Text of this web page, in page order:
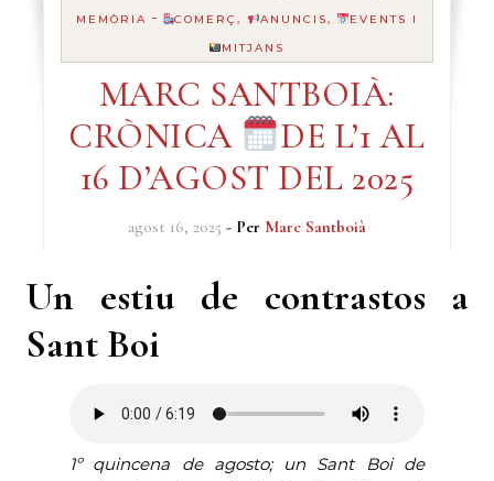
MEMÒRIA - COMERÇ, ANUNCIS,
EVENTS I
MITJANS
MARC SANTBOIÀ:
CRÒNICA
DE L’1 AL
16 D’AGOST DEL 2025
agost 16, 2025 - Per Marc Santboià
Un estiu de contrastos a
Sant Boi
1º quincena de agosto; un Sant Boi de